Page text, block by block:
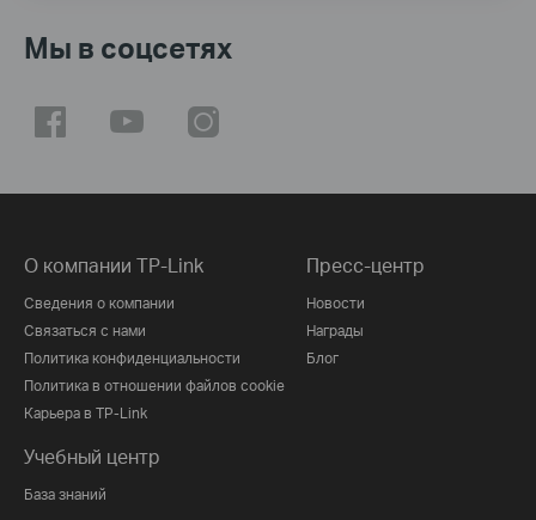
Мы в соцсетях
О компании TP-Link
Сведения о компании
Связаться с нами
Политика конфиденциальности
Политика в отношении файлов cookie
Карьера в TP-Link
Пресс-центр
Новости
Награды
Блог
Учебный центр
База знаний